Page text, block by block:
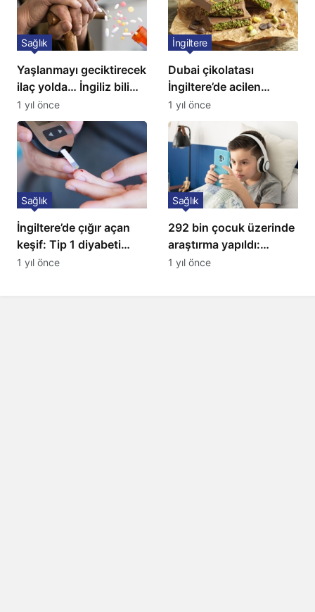
Yaşlanmayı geciktirecek
ilaç yolda… İngiliz bilim
insanları açıkladı!
Sağlık
1 yıl önce
Dubai çikolatası
İngiltere’de acilen
toplatılıyor
İngiltere
1 yıl önce
İngiltere’de çığır açan
keşif: Tip 1 diyabeti
yıllarca öteliyor
Sağlık
1 yıl önce
292 bin çocuk üzerinde
araştırma yapıldı:
Uzmanlardan ailelere
Sağlık
1 yıl önce